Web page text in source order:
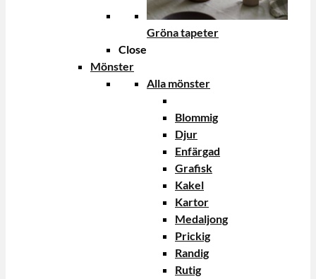
Gröna tapeter
Close
Mönster
Alla mönster
Blommig
Djur
Enfärgad
Grafisk
Kakel
Kartor
Medaljong
Prickig
Randig
Rutig